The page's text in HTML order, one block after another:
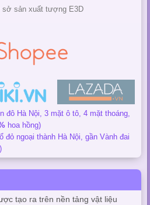
sở sản xuất tượng E3D
đô Hà Nội, 3 mặt ô tô, 4 mặt thoáng,
hoa hồng)
đỏ ngoại thành Hà Nội, gần Vành đai
tạo ra trên nền tảng vật liệu